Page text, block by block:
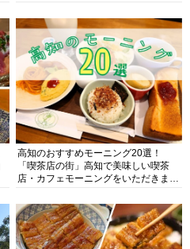
高知のおすすめモーニング20選！
「喫茶店の街」高知で美味しい喫茶
店・カフェモーニングをいただきま